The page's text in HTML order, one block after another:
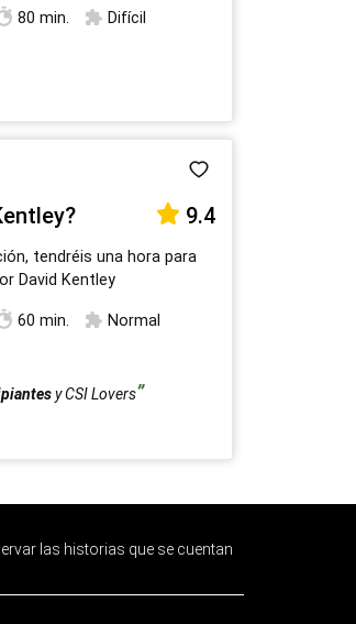
80 min.
Difícil
9.4
tendréis una hora para
David Kentley
60 min.
Normal
y CSI Lovers
las historias que se cuentan